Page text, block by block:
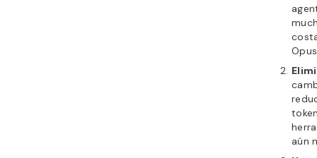
aún